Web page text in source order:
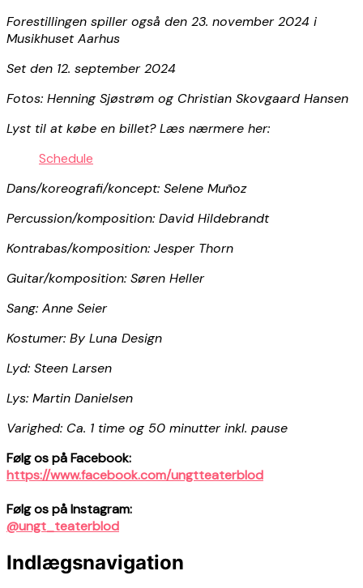
Forestillingen spiller også den 23. november 2024 i
Musikhuset Aarhus
Set den 12. september 2024
Fotos: Henning Sjøstrøm og Christian Skovgaard Hansen
Lyst til at købe en billet? Læs nærmere her:
Schedule
Dans/koreografi/koncept: Selene Muñoz
Percussion/komposition: David Hildebrandt
Kontrabas/komposition: Jesper Thorn
Guitar/komposition: Søren Heller
Sang: Anne Seier
Kostumer: By Luna Design
Lyd: Steen Larsen
Lys: Martin Danielsen
Varighed: Ca. 1 time og 50 minutter inkl. pause
Følg os på Facebook:
https://www.facebook.com/ungtteaterblod
Følg os på Instagram:
@ungt_teaterblod
Indlægsnavigation